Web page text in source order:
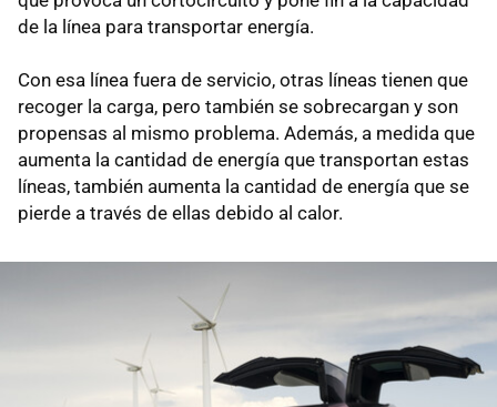
de la línea para transportar energía.
Con esa línea fuera de servicio, otras líneas tienen que
recoger la carga, pero también se sobrecargan y son
propensas al mismo problema. Además, a medida que
aumenta la cantidad de energía que transportan estas
líneas, también aumenta la cantidad de energía que se
pierde a través de ellas debido al calor.